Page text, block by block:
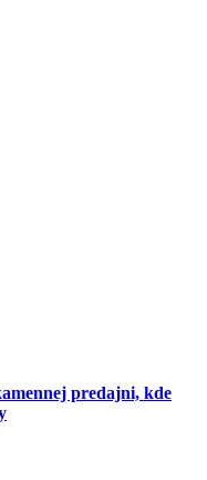
predajni, kde